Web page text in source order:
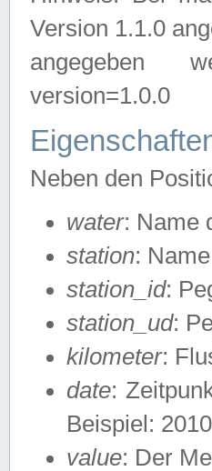
Version 1.1.0
angegeben
version=1.0.0
Neben den
water: Name
station:
station_id:
station_ud:
kilometer:
date:
Beispiel:
value: Der